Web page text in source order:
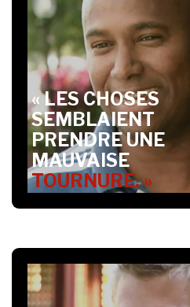
« LES CHOSES
SEMBLAIENT
PRENDRE UNE
MAUVAISE
TOURNURE. »